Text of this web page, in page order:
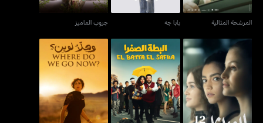
المرشحة المثالية بابا جه جروب الماميز
الثلاثاء 12 البطة الصفرا وهلأ لوين